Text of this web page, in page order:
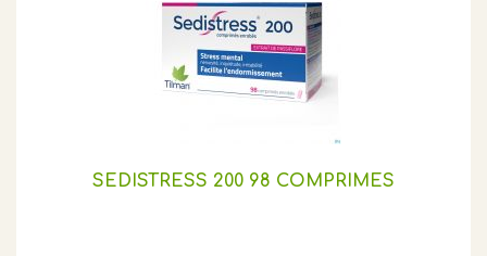
SEDISTRESS 200 98 COMPRIMES